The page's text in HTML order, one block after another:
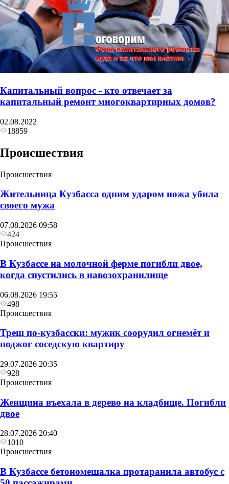
Капитальный вопрос - кто отвечает за
капитальный ремонт многоквартирных домов?
02.08.2022
18859
Происшествия
Происшествия
Жительница Кузбасса одним ударом ножа убила
своего мужа
07.08.2026 09:58
424
Происшествия
В Кузбассе на молочной ферме погибли двое,
когда спустились в навозохранилище
06.08.2026 19:55
498
Происшествия
Треш по-кузбасски: мужик соорудил огнемёт и
поджог соседскую квартиру
29.07.2026 20:35
928
Происшествия
Женщина въехала в дерево на кладбище. Погибли
двое
28.07.2026 20:40
1010
Происшествия
В Кузбассе бетономешалка протаранила автобус с